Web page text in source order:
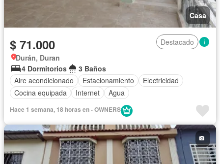
Casa
$ 71.000
Destacado
Durán, Duran
4 Dormitorios
3 Baños
Aire acondicionado
Estacionamiento
Electricidad
Cocina equipada
Internet Agua
Hace 1 semana, 18 horas en - OWNERS